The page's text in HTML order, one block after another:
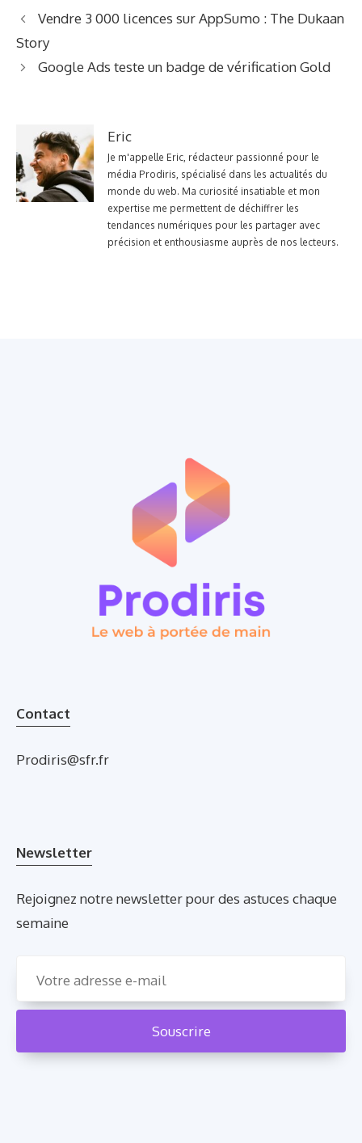
Vendre 3 000 licences sur AppSumo : The Dukaan
Story
Google Ads teste un badge de vérification Gold
Eric
Je m'appelle Eric, rédacteur passionné pour le
média Prodiris, spécialisé dans les actualités du
monde du web. Ma curiosité insatiable et mon
expertise me permettent de déchiffrer les
tendances numériques pour les partager avec
précision et enthousiasme auprès de nos lecteurs.
Contact
Prodiris@sfr.fr
Newsletter
Rejoignez notre newsletter pour des astuces chaque
semaine